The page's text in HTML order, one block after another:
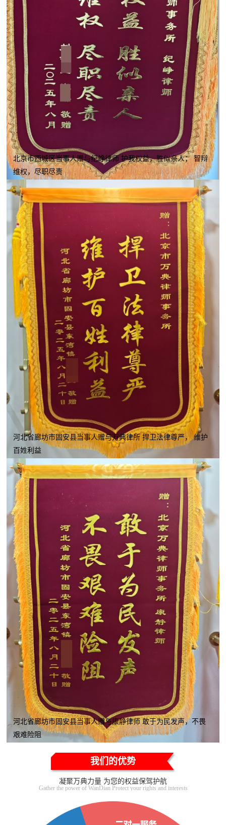
北京市西城区当事人赠与纪峥律师 护我权益，胜似亲人； 智辩
维权，尽职尽责
河北省廊坊市固安县当事人赠与万典律所 捍卫法律尊严， 维护
百姓利益
河北省廊坊市固安县当事人赠与康静律师 敢于为民发声，不畏
艰难险阻
我们的优势
凝聚万典力量 为您的权益保驾护航
Gather the power of WanDian Protect your rights and interests